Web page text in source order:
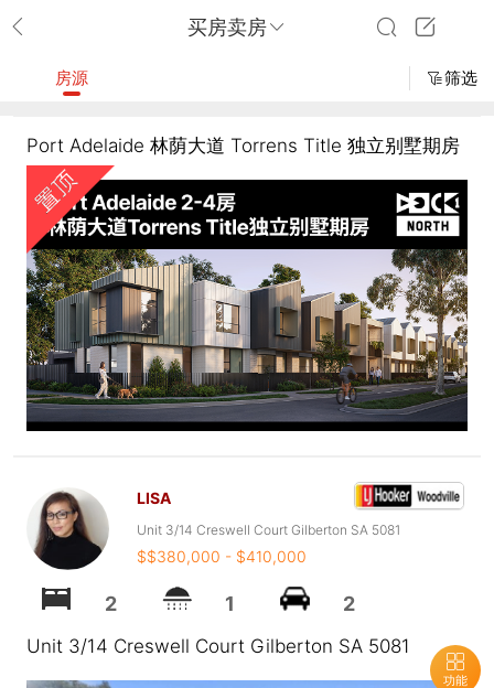
买房卖房
功能
房源 筛选
Port Adelaide 林荫大道 Torrens Title 独立别墅期房
LISA
Unit 3/14 Creswell Court Gilberton SA 5081
$$380,000 - $410,000
2 1 2
Unit 3/14 Creswell Court Gilberton SA 5081